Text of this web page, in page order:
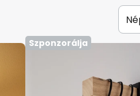
Szponzorálja